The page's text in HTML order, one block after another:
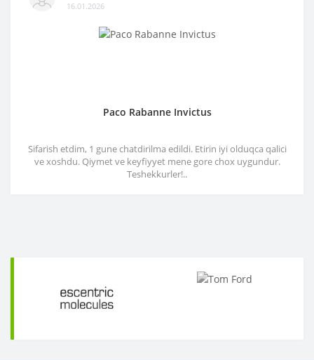
16.01.2026
Paco Rabanne Invictus
Sifarish etdim, 1 gune chatdirilma edildi. Etirin iyi olduqca qalici
ve xoshdu. Qiymet ve keyfiyyet mene gore chox uygundur.
Teshekkurler!..